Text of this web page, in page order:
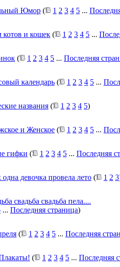
Юмор ( 1 2 3 4 5 ...
и кошек ( 1 2 3 4 5 ...
( 1 2 3 4 5 ... Последняя
календарь ( 1 2 3 4 5 ...
названия ( 1 2 3 4 5)
и Женское ( 1 2 3 4 5 ...
гифки ( 1 2 3 4 5 ... Последняя
одна девочка провела лето ( 1 2 3
свадьба свадьба пела....
... Последняя страница)
( 1 2 3 4 5 ... Последняя
( 1 2 3 4 5 ... Последняя